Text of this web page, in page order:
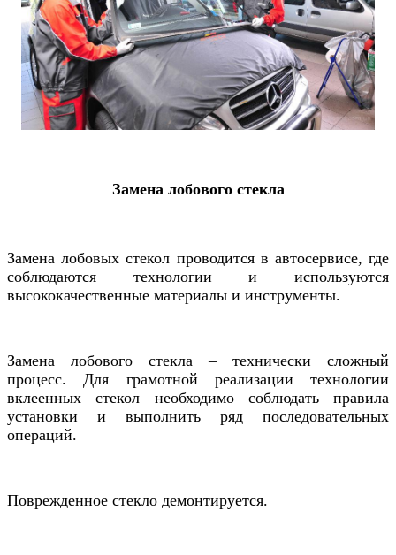
Замена лобового стекла
Замена лобовых стекол проводится в автосервисе, где
соблюдаются технологии и используются
высококачественные материалы и инструменты.
Замена лобового стекла – технически сложный
процесс. Для грамотной реализации технологии
вклеенных стекол необходимо соблюдать правила
установки и выполнить ряд последовательных
операций.
Поврежденное стекло демонтируется.